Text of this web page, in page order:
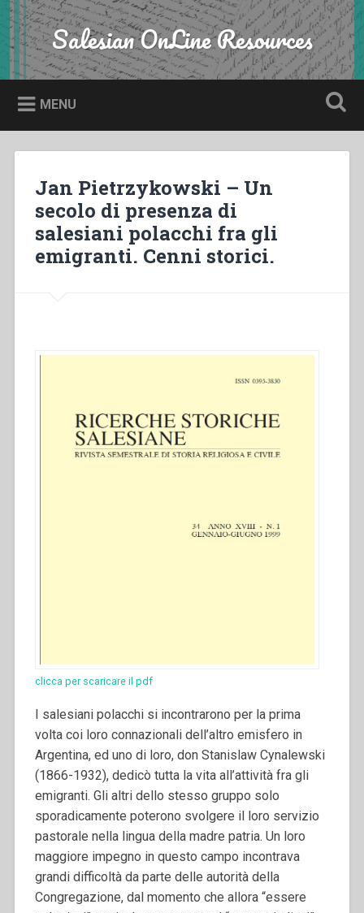
Skip
to
content
Search Salesian OnLine Resources
MENU
Jan Pietrzykowski – Un
secolo di presenza di
salesiani polacchi fra gli
emigranti. Cenni storici.
clicca per scaricare il pdf
I salesiani polacchi si incontrarono per la prima
volta coi loro connazionali dell’altro emisfero in
Argentina, ed uno di loro, don Stanislaw Cynalewski
(1866-1932), dedicò tutta la vita all’attività fra gli
emigranti. Gli altri dello stesso gruppo solo
sporadicamente poterono svolgere il loro servizio
pastorale nella lingua della madre patria. Un loro
maggiore impegno in questo campo incontrava
grandi difficoltà da parte delle autorità della
Congregazione, dal momento che allora “essere